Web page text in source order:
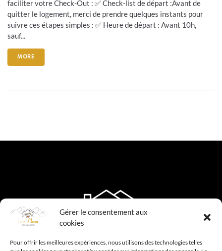
Gérer le consentement aux
cookies
Pour offrir les meilleures expériences, nous utilisons des technologies telles
faciliter votre Check-Out : ✅ Check-list de départ :Avant de
quitter le logement, merci de prendre quelques instants pour
suivre ces étapes simples : ✅ Heure de départ : Avant 10h,
sauf...
MORE